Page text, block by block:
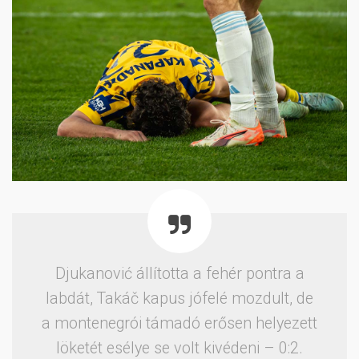
Djukanović állította a fehér pontra a
labdát, Takáč kapus jófelé mozdult, de
a montenegrói támadó erősen helyezett
löketét esélye se volt kivédeni – 0:2.